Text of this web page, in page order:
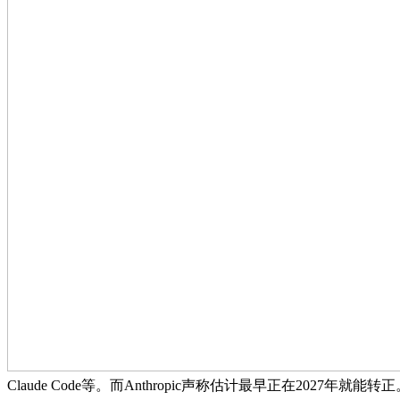
Claude Code等。而Anthropic声称估计最早正在2027年就能转正